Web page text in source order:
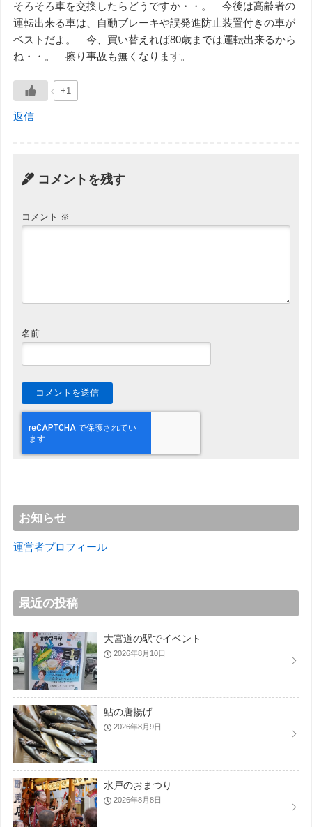
そろそろ車を交換したらどうですか・・。 今後は高齢者の
運転出来る車は、自動ブレーキや誤発進防止装置付きの車が
ベストだよ。 今、買い替えれば80歳までは運転出来るから
ね・・。 擦り事故も無くなります。
+1
返信
コメントを残す
コメント ※
名前
お知らせ
運営者プロフィール
最近の投稿
大宮道の駅でイベント
2026年8月10日
鮎の唐揚げ
2026年8月9日
水戸のおまつり
2026年8月8日